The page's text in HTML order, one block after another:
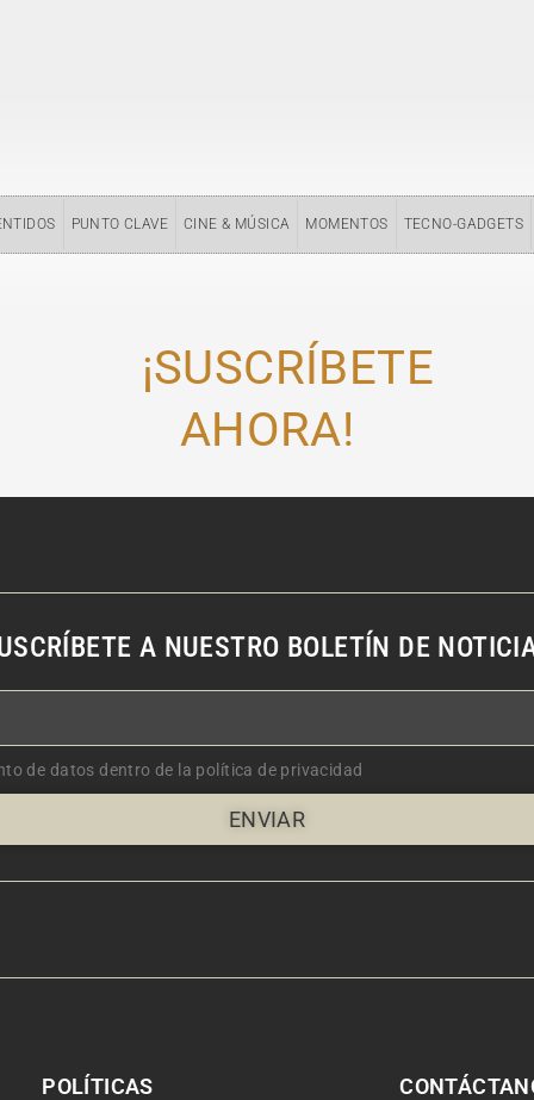
PUNTO CLAVE CINE & MÚSICA MOMENTOS TECNO-GADGETS
¡SUSCRÍBETE
AHORA!
A NUESTRO BOLETÍN DE
de datos dentro de la política de privacidad
ENVIAR
POLÍTICAS